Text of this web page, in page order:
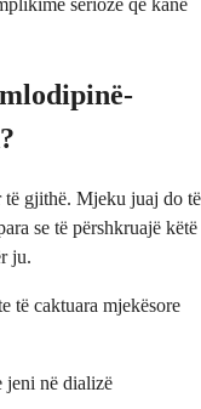
serioze që kanë
të gjithë. Mjeku juaj do të
se të përshkruajë këtë
ju.
të caktuara mjekësore
jeni në dializë